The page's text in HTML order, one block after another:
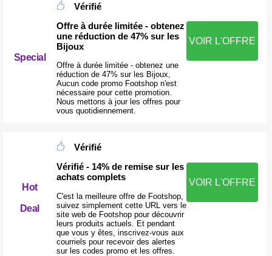
Special
Vérifié
Offre à durée limitée - obtenez
une réduction de 47% sur les
Bijoux
Offre à durée limitée - obtenez une
réduction de 47% sur les Bijoux,
Aucun code promo Footshop n'est
nécessaire pour cette promotion.
Nous mettons à jour les offres pour
vous quotidiennement.
VOIR L'OFFRE
Hot
Deal
Vérifié
Vérifié - 14% de remise sur les
achats complets
C'est la meilleure offre de Footshop,
suivez simplement cette URL vers le
site web de Footshop pour découvrir
leurs produits actuels. Et pendant
que vous y êtes, inscrivez-vous aux
courriels pour recevoir des alertes
sur les codes promo et les offres.
VOIR L'OFFRE